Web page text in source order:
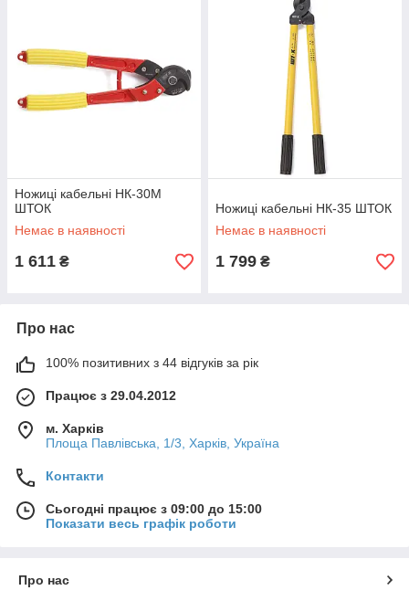
Ножиці кабельні НК-30М
ШТОК
Немає в наявності
1 611 ₴
Ножиці кабельні НК-35 ШТОК
Немає в наявності
1 799 ₴
Про нас
100% позитивних з 44 відгуків за рік
Працює з 29.04.2012
м. Харків
Площа Павлівська, 1/3, Харків, Україна
Контакти
Сьогодні працює з 09:00 до 15:00
Показати весь графік роботи
Про нас